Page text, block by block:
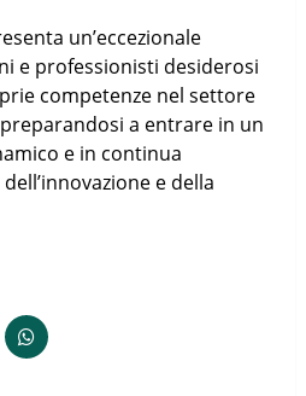
un’eccezionale
e professionisti desiderosi
competenze nel settore
a entrare in un
e in continua
e della